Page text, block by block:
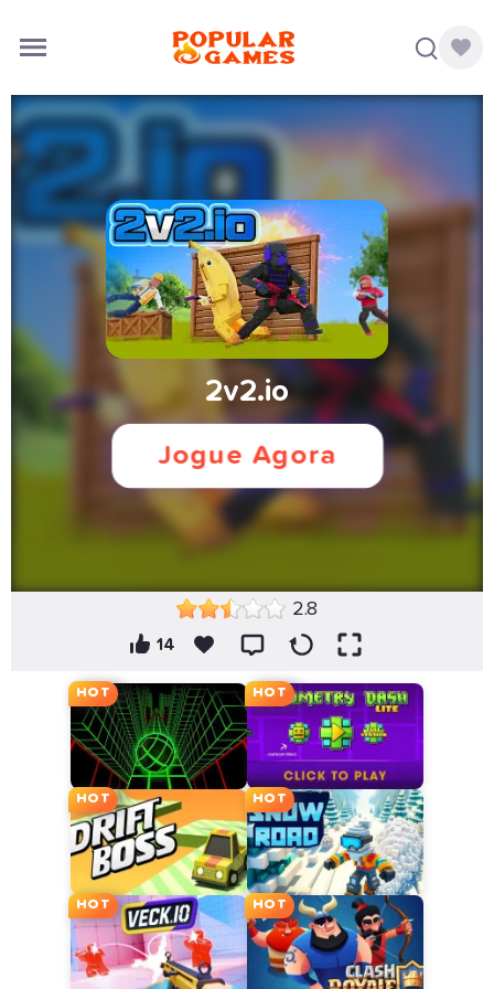
2.8
14
HOT HOT
HOT HOT
HOT HOT